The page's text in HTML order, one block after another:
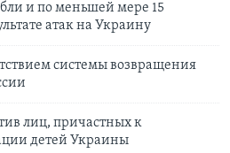
и по меньшей мере 15
атак на Украину
системы возвращения
лиц, причастных к
детей Украины